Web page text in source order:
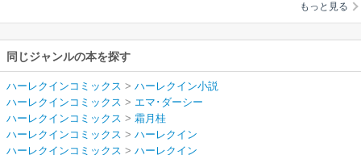
もっと見る
同じジャンルの本を探す
ハーレクインコミックス > ハーレクイン小説
ハーレクインコミックス > エマ･ダーシー
ハーレクインコミックス > 霜月桂
ハーレクインコミックス > ハーレクイン
ハーレクインコミックス > ハーレクイン